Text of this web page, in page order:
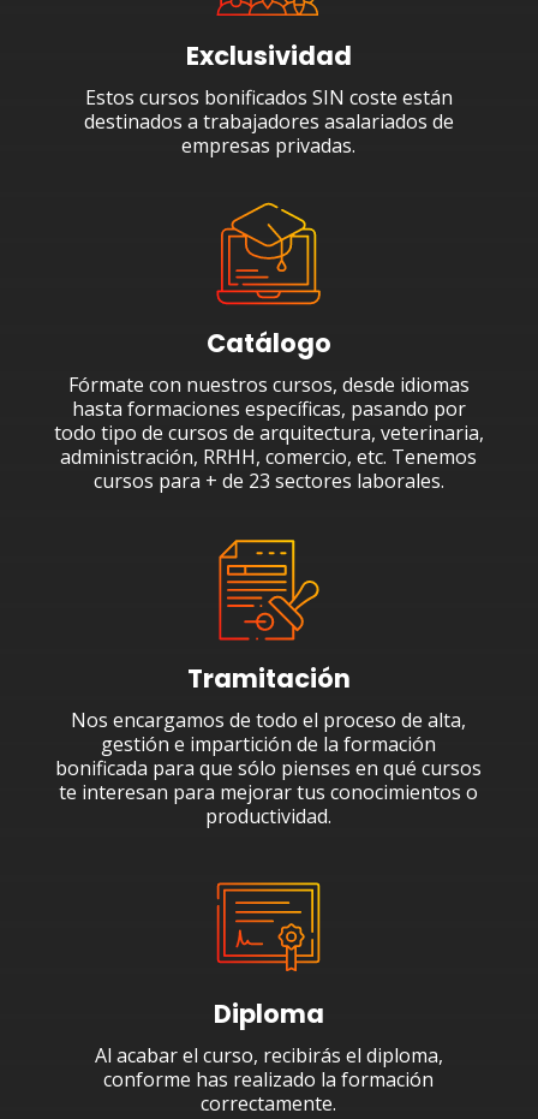
Exclusividad
Estos cursos bonificados SIN coste están
destinados a trabajadores asalariados de
empresas privadas.
Catálogo
Fórmate con nuestros cursos, desde idiomas
hasta formaciones específicas, pasando por
todo tipo de cursos de arquitectura, veterinaria,
administración, RRHH, comercio, etc. Tenemos
cursos para + de 23 sectores laborales.
Tramitación
Nos encargamos de todo el proceso de alta,
gestión e impartición de la formación
bonificada para que sólo pienses en qué cursos
te interesan para mejorar tus conocimientos o
productividad.
Diploma
Al acabar el curso, recibirás el diploma,
conforme has realizado la formación
correctamente.